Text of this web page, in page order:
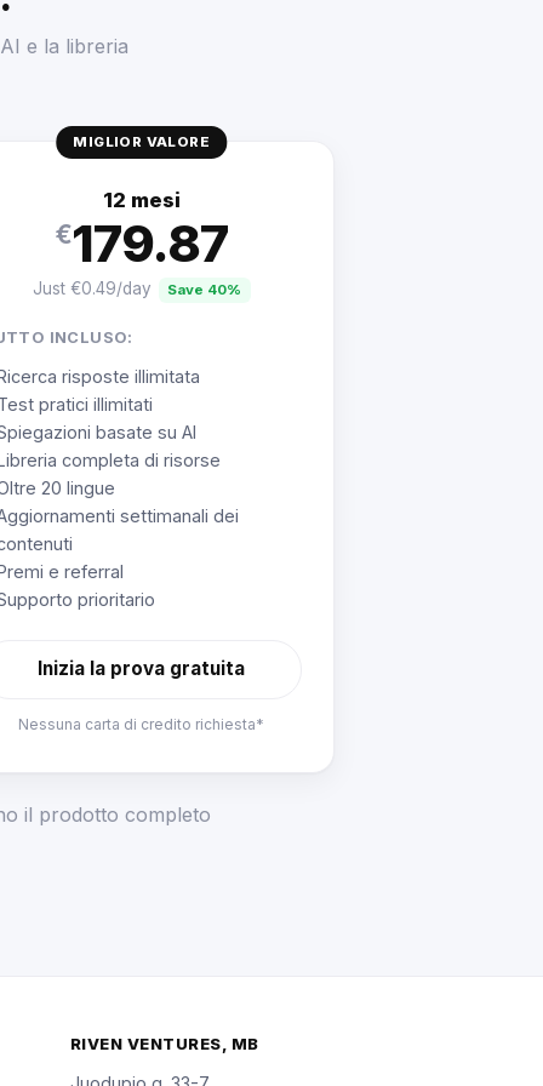
e la libreria
MIGLIOR VALORE
12 mesi
€179.87
Just €0.49/day Save 40%
INCLUSO:
risposte illimitata
pratici illimitati
basate su AI
completa di risorse
20 lingue
settimanali dei
e referral
prioritario
Inizia la prova gratuita
Nessuna carta di credito richiesta*
il prodotto completo
RIVEN VENTURES, MB